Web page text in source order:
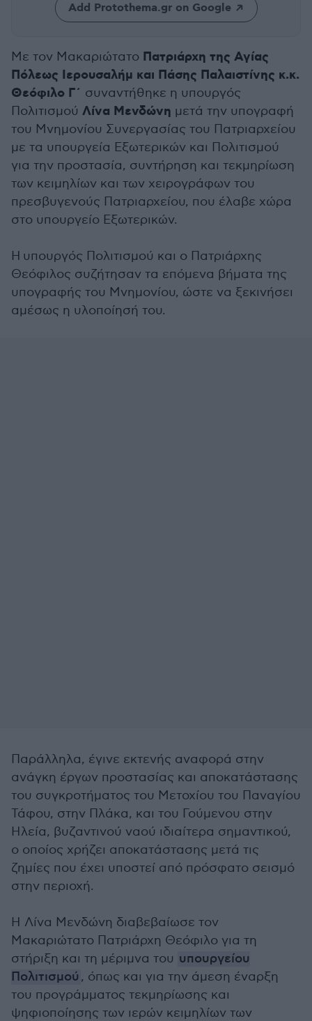
Add Protothema.gr on Google
Mε τον Μακαριώτατο Πατριάρχη της Αγίας
Πόλεως Ιερουσαλήμ και Πάσης Παλαιστίνης κ.κ.
Θεόφιλο Γ΄ συναντήθηκε η υπουργός
Πολιτισμού Λίνα Μενδώνη μετά την υπογραφή
του Μνημονίου Συνεργασίας του Πατριαρχείου
με τα υπουργεία Εξωτερικών και Πολιτισμού
για την προστασία, συντήρηση και τεκμηρίωση
των κειμηλίων και των χειρογράφων του
πρεσβυγενούς Πατριαρχείου, που έλαβε χώρα
στο υπουργείο Εξωτερικών.
Η υπουργός Πολιτισμού και ο Πατριάρχης
Θεόφιλος συζήτησαν τα επόμενα βήματα της
υπογραφής του Μνημονίου, ώστε να ξεκινήσει
αμέσως η υλοποίησή του.
Παράλληλα, έγινε εκτενής αναφορά στην
ανάγκη έργων προστασίας και αποκατάστασης
του συγκροτήματος του Μετοχίου του Παναγίου
Τάφου, στην Πλάκα, και του Γούμενου στην
Ηλεία, βυζαντινού ναού ιδιαίτερα σημαντικού,
ο οποίος χρήζει αποκατάστασης μετά τις
ζημίες που έχει υποστεί από πρόσφατο σεισμό
στην περιοχή.
Η Λίνα Μενδώνη διαβεβαίωσε τον
Μακαριώτατο Πατριάρχη Θεόφιλο για τη
στήριξη και τη μέριμνα του υπουργείου
Πολιτισμού , όπως και για την άμεση έναρξη
του προγράμματος τεκμηρίωσης και
ψηφιοποίησης των ιερών κειμηλίων των